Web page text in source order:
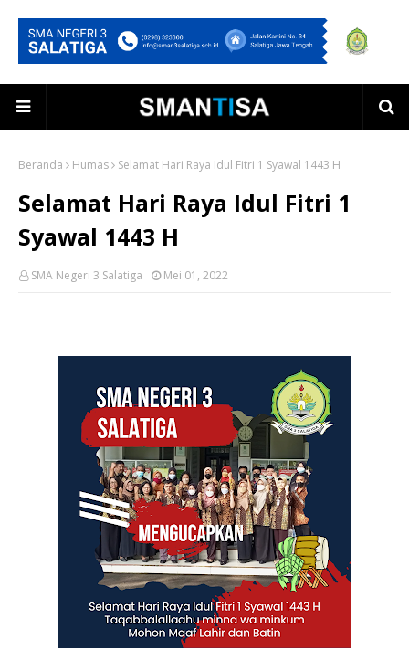
Beranda Humas Selamat Hari Raya Idul Fitri 1 Syawal 1443 H
Selamat Hari Raya Idul Fitri 1
Syawal 1443 H
SMA Negeri 3 Salatiga Mei 01, 2022